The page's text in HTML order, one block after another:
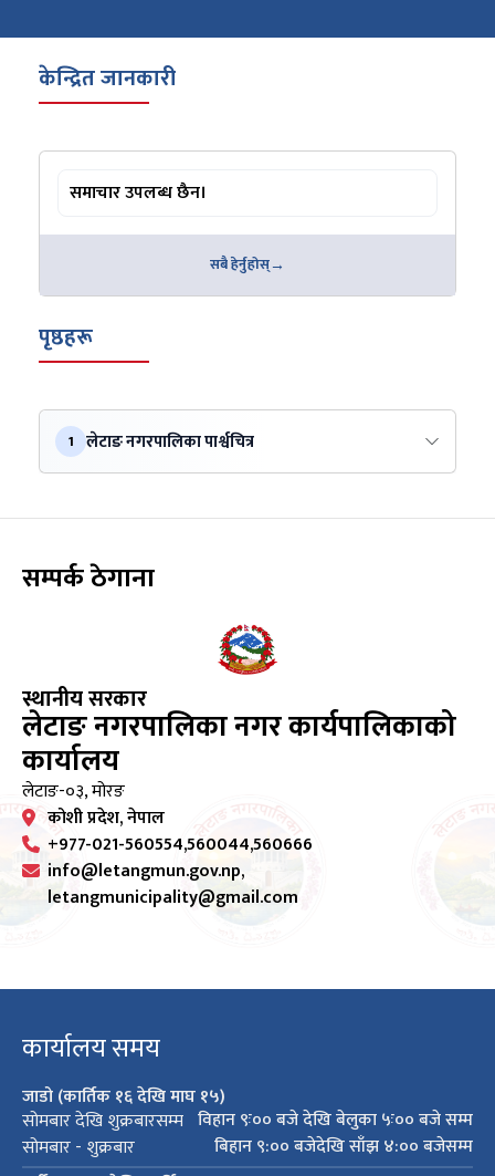
केन्द्रित जानकारी
समाचार उपलब्ध छैन।
सबै हेर्नुहोस्
पृष्ठहरू
1 लेटाङ नगरपालिका पार्श्वचित्र
सम्पर्क ठेगाना
स्थानीय सरकार
लेटाङ नगरपालिका नगर कार्यपालिकाको
कार्यालय
लेटाङ-०३, मोरङ
कोशी प्रदेश, नेपाल
+977-021-560554,560044,560666
info@letangmun.gov.np,
letangmunicipality@gmail.com
कार्यालय समय
जाडो (कार्तिक १६ देखि माघ १५)
सोमबार देखि शुक्रबारसम्म विहान ९ः०० बजे देखि बेलुका ५ः०० बजे सम्म
सोमबार - शुक्रबार
बिहान ९:०० बजेदेखि साँझ ४:०० बजेसम्म